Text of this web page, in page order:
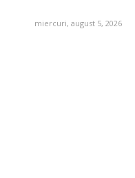
miercuri, august 5, 2026